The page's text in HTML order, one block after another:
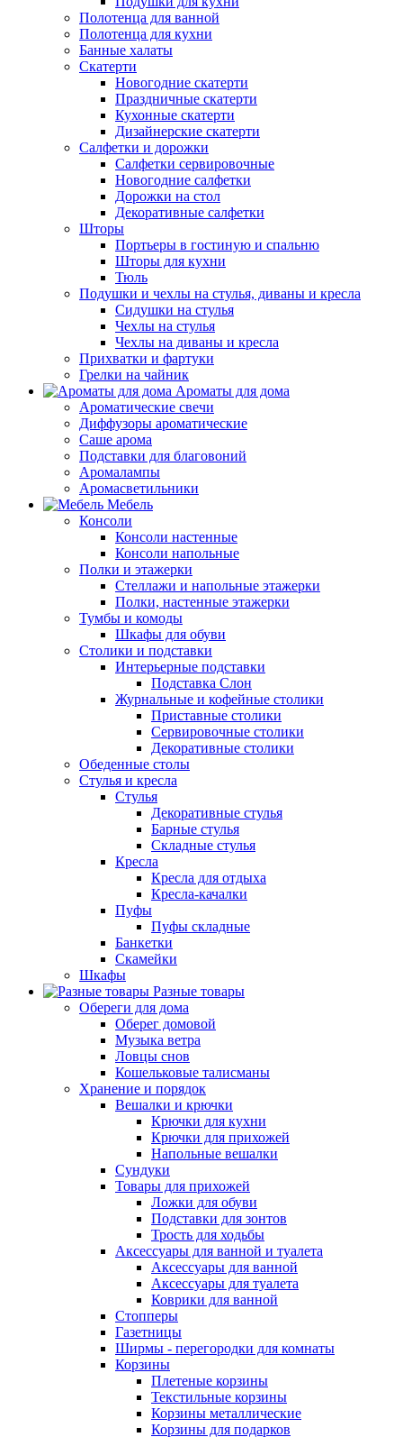
Полотенца для ванной
Полотенца для кухни
Банные халаты
Скатерти
Новогодние скатерти
Праздничные скатерти
Кухонные скатерти
Дизайнерские скатерти
Салфетки и дорожки
Салфетки сервировочные
Новогодние салфетки
Дорожки на стол
Декоративные салфетки
Шторы
Портьеры в гостиную и спальню
Шторы для кухни
Тюль
Подушки и чехлы на стулья, диваны и кресла
Сидушки на стулья
Чехлы на стулья
Чехлы на диваны и кресла
Прихватки и фартуки
Грелки на чайник
Ароматы для дома
Ароматические свечи
Диффузоры ароматические
Саше арома
Подставки для благовоний
Аромалампы
Аромасветильники
Мебель
Консоли
Консоли настенные
Консоли напольные
Полки и этажерки
Стеллажи и напольные этажерки
Полки, настенные этажерки
Тумбы и комоды
Шкафы для обуви
Столики и подставки
Интерьерные подставки
Подставка Слон
Журнальные и кофейные столики
Приставные столики
Сервировочные столики
Декоративные столики
Обеденные столы
Стулья и кресла
Стулья
Декоративные стулья
Барные стулья
Складные стулья
Кресла
Кресла для отдыха
Кресла-качалки
Пуфы
Пуфы складные
Банкетки
Скамейки
Шкафы
Разные товары
Обереги для дома
Оберег домовой
Музыка ветра
Ловцы снов
Кошельковые талисманы
Хранение и порядок
Вешалки и крючки
Крючки для кухни
Крючки для прихожей
Напольные вешалки
Сундуки
Товары для прихожей
Ложки для обуви
Подставки для зонтов
Трость для ходьбы
Аксессуары для ванной и туалета
Аксессуары для ванной
Аксессуары для туалета
Коврики для ванной
Стопперы
Газетницы
Ширмы - перегородки для комнаты
Корзины
Плетеные корзины
Текстильные корзины
Корзины металлические
Корзины для подарков